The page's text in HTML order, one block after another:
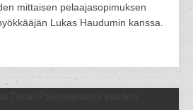
mittaisen pelaajasopimuksen
Lukas Haudumin kanssa.